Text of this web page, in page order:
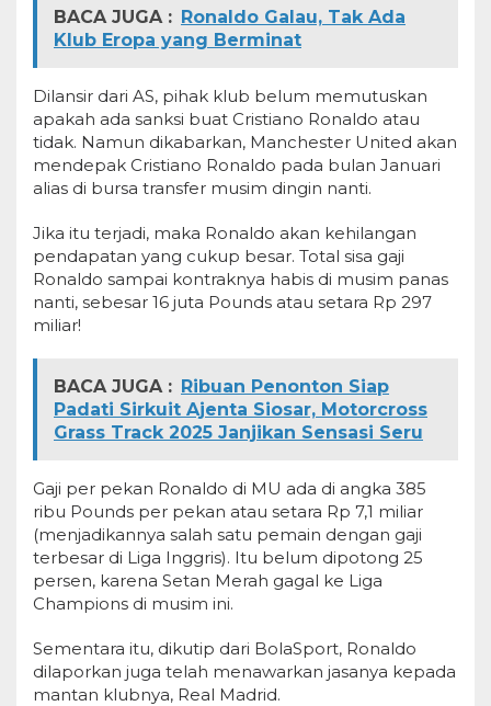
BACA JUGA : Ronaldo Galau, Tak Ada
Klub Eropa yang Berminat
Dilansir dari AS, pihak klub belum memutuskan
apakah ada sanksi buat Cristiano Ronaldo atau
tidak. Namun dikabarkan, Manchester United akan
mendepak Cristiano Ronaldo pada bulan Januari
alias di bursa transfer musim dingin nanti.
Jika itu terjadi, maka Ronaldo akan kehilangan
pendapatan yang cukup besar. Total sisa gaji
Ronaldo sampai kontraknya habis di musim panas
nanti, sebesar 16 juta Pounds atau setara Rp 297
miliar!
BACA JUGA : Ribuan Penonton Siap
Padati Sirkuit Ajenta Siosar, Motorcross
Grass Track 2025 Janjikan Sensasi Seru
Gaji per pekan Ronaldo di MU ada di angka 385
ribu Pounds per pekan atau setara Rp 7,1 miliar
(menjadikannya salah satu pemain dengan gaji
terbesar di Liga Inggris). Itu belum dipotong 25
persen, karena Setan Merah gagal ke Liga
Champions di musim ini.
Sementara itu, dikutip dari BolaSport, Ronaldo
dilaporkan juga telah menawarkan jasanya kepada
mantan klubnya, Real Madrid.